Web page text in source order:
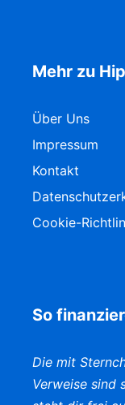
Mehr zu
Über Uns
Impressum
Kontakt
Cookie-
So
Die mit
Verweise sind